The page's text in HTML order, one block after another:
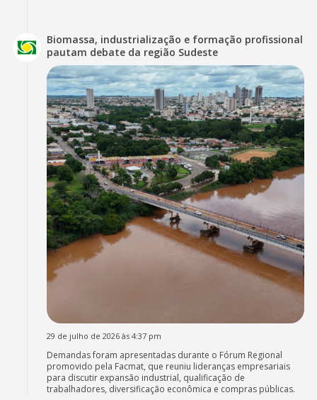
Biomassa, industrialização e formação profissional
pautam debate da região Sudeste
29 de julho de 2026 às 4:37 pm
Demandas foram apresentadas durante o Fórum Regional
promovido pela Facmat, que reuniu lideranças empresariais
para discutir expansão industrial, qualificação de
trabalhadores, diversificação econômica e compras públicas.